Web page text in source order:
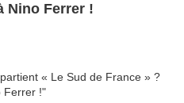
Nino Ferrer !